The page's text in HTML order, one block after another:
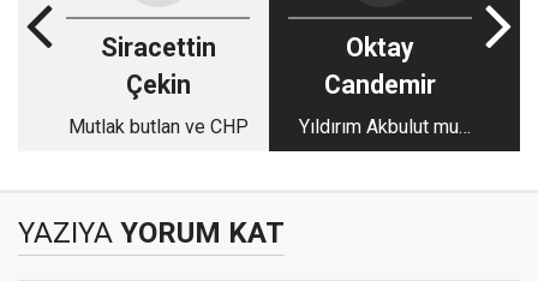
Siracettin
Çekin
Mutlak butlan ve CHP
Oktay
Candemir
Yıldırım Akbulut mu,
Binali Yıldırım mı?
YAZIYA YORUM KAT